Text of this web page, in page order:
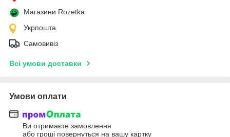
Магазини Rozetka
Укрпошта
Самовивіз
Всі умови доставки
Умови оплати
Ви отримаєте замовлення
або гроші повернуться на вашу картку